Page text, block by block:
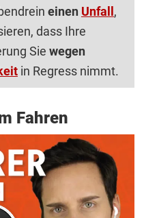
einen Unfall ,
dass Ihre
Sie wegen
in Regress nimmt.
Fahren